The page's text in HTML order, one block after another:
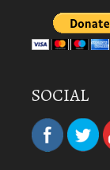
SOCIAL